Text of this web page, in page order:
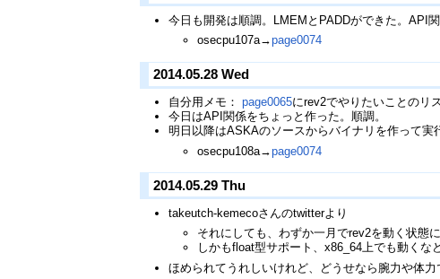
今日も開発は順調。LMEMとPADDができた。API関
osecpu107a→page0074
2014.05.28 Wed
自分用メモ：page0065にrev2でやりたいことのリ
今日はAPI関係をちょっと作った。順調。
明日以降はASKAのソースからバイナリを作って実
osecpu108a→page0074
2014.05.29 Thu
takeutch-kemecoさんのtwitterより
それにしても、わずか一月でrev2を動く状態
しかもfloat型サポート、x86_64上でも動くな
ほめられてうれしいけれど、どうせなら腕力や体